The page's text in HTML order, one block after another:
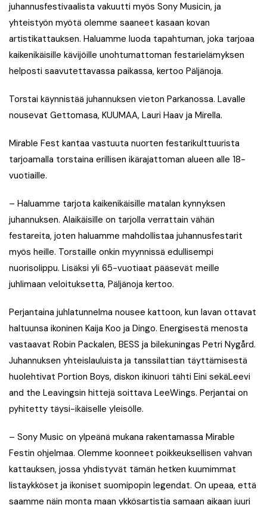
juhannusfestivaalista vakuutti myös Sony Musicin, ja
yhteistyön myötä olemme saaneet kasaan kovan
artistikattauksen. Haluamme luoda tapahtuman, joka tarjoaa
kaikenikäisille kävijöille unohtumattoman festarielämyksen
helposti saavutettavassa paikassa, kertoo Päljänoja.
Torstai käynnistää juhannuksen vieton Parkanossa. Lavalle
nousevat Gettomasa, KUUMAA, Lauri Haav ja Mirella.
Mirable Fest kantaa vastuuta nuorten festarikulttuurista
tarjoamalla torstaina erillisen ikärajattoman alueen alle 18-
vuotiaille.
– Haluamme tarjota kaikenikäisille matalan kynnyksen
juhannuksen. Alaikäisille on tarjolla verrattain vähän
festareita, joten haluamme mahdollistaa juhannusfestarit
myös heille. Torstaille onkin myynnissä edullisempi
nuorisolippu. Lisäksi yli 65-vuotiaat pääsevät meille
juhlimaan veloituksetta, Päljänoja kertoo.
Perjantaina juhlatunnelma nousee kattoon, kun lavan ottavat
haltuunsa ikoninen Kaija Koo ja Dingo. Energisestä menosta
vastaavat Robin Packalen, BESS ja bilekuningas Petri Nygård.
Juhannuksen yhteislauluista ja tanssilattian täyttämisestä
huolehtivat Portion Boys, diskon ikinuori tähti Eini sekäLeevi
and the Leavingsin hittejä soittava LeeWings. Perjantai on
pyhitetty täysi-ikäiselle yleisölle.
– Sony Music on ylpeänä mukana rakentamassa Mirable
Festin ohjelmaa. Olemme koonneet poikkeuksellisen vahvan
kattauksen, jossa yhdistyvät tämän hetken kuumimmat
listaykköset ja ikoniset suomipopin legendat. On upeaa, että
saamme näin monta maan ykkösartistia samaan aikaan juuri